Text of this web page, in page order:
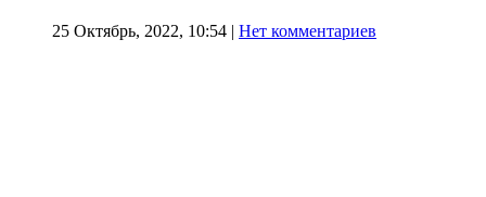
25 Октябрь, 2022, 10:54 | Нет комментариев